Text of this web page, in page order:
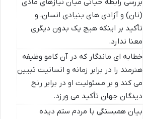
بررسی رابطه حیاتی میان نیازهای مادی
(نان) و آزادی های بنیادی انسان، و
تأکید بر اینکه هیچ یک بدون دیگری
معنا ندارد.
خطابه ای ماندگار که در آن کامو وظیفه
هنرمند را در برابر زمانه و انسانیت تبیین
می کند و بر مسئولیت او در برابر رنج
دیدگان جهان تأکید می ورزد.
بیان همبستگی با مردم ستم دیده